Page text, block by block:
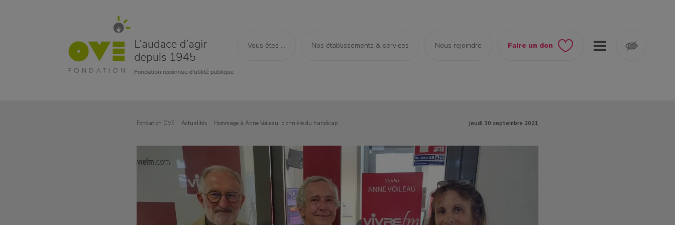
Vous êtes ... Nos établissements & services Nous rejoindre Faire un don
Fondation OVE Actualités Hommage à Anne Voileau, pionnière du handicap jeudi 30 septembre 2021